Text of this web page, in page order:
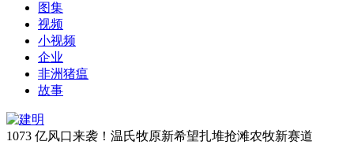
图集
视频
小视频
企业
非洲猪瘟
故事
1073 亿风口来袭！温氏牧原新希望扎堆抢滩农牧新赛道